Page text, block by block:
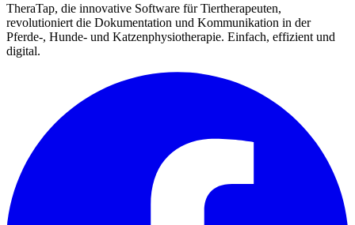
TheraTap, die innovative Software für Tiertherapeuten,
revolutioniert die Dokumentation und Kommunikation in der
Pferde-, Hunde- und Katzenphysiotherapie. Einfach, effizient und
digital.